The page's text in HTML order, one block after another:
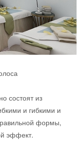
состоят из
и гибкими и
формы,
эффект.